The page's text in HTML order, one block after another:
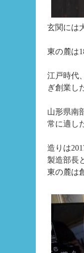
玄関には
東の麓は
江戸時代
ぎ創業し
山形県南
常に適し
造りは
製造部長
東の麓は